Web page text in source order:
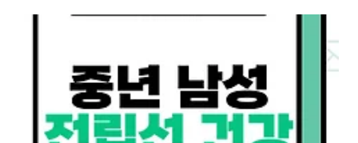
1%씩 감소합니다. 이는 자연스러운 노화의 일부이지만, 일부 남성에게는 더 뚜
화: 우울감, 불안감, 짜증 증가수면 장애: 불면증이나 과다 수면체형 변화: 근육